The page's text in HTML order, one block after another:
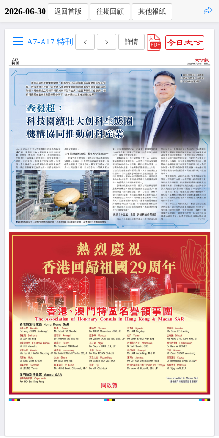
2026-06-30 返回首版 往期回顧 其他報紙
A7-A17 特刊 詳情